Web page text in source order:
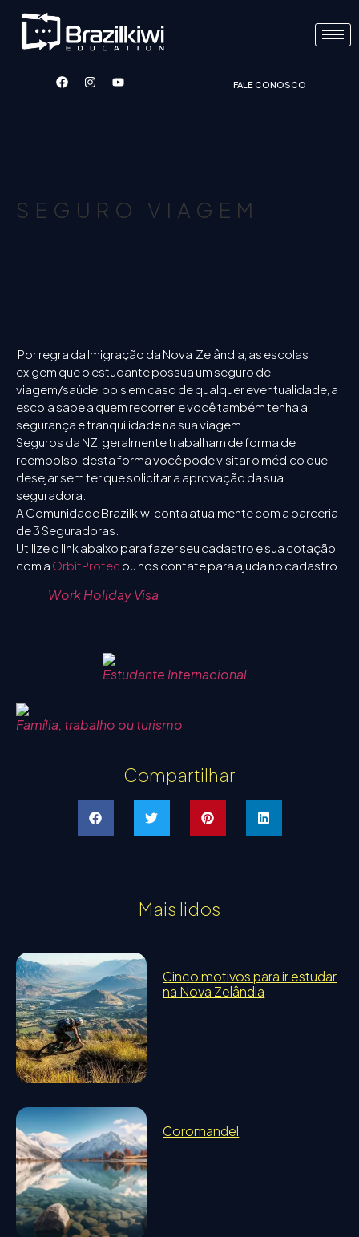
FALE CONOSCO
SEGURO VIAGEM
Por regra da Imigração da Nova Zelândia, as escolas
exigem que o estudante possua um seguro de
viagem/saúde, pois em caso de qualquer eventualidade, a
escola sabe a quem recorrer e você também tenha a
segurança e tranquilidade na sua viagem.
Seguros da NZ, geralmente trabalham de forma de
reembolso, desta forma você pode visitar o médico que
desejar sem ter que solicitar a aprovação da sua
seguradora.
A Comunidade Brazilkiwi conta atualmente com a parceria
de 3 Seguradoras.
Utilize o link abaixo para fazer seu cadastro e sua cotação
com a OrbitProtec ou nos contate para ajuda no cadastro.
Work Holiday Visa
Estudante Internacional
Família, trabalho ou turismo
Compartilhar
Mais lidos
Cinco motivos para ir estudar
na Nova Zelândia
Coromandel